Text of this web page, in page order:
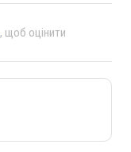
, щоб оцінити